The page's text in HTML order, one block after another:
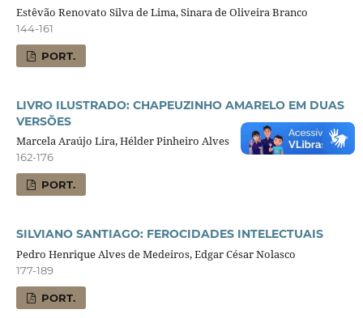
Estêvão Renovato Silva de Lima, Sinara de Oliveira Branco
144-161
PORT.
LIVRO ILUSTRADO: CHAPEUZINHO AMARELO EM DUAS
VERSÕES
Marcela Araújo Lira, Hélder Pinheiro Alves
162-176
PORT.
SILVIANO SANTIAGO: FEROCIDADES INTELECTUAIS
Pedro Henrique Alves de Medeiros, Edgar César Nolasco
177-189
PORT.